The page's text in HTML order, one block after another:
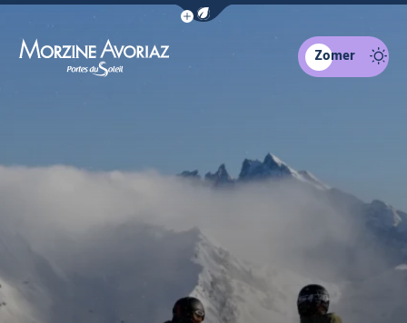
Navigatiebalk eco-modus
Zomer